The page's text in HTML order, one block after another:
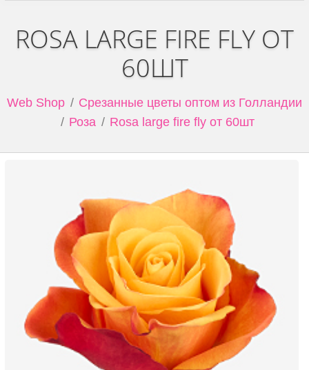
ROSA LARGE FIRE FLY ОТ
60ШТ
Web Shop
Срезанные цветы оптом из Голландии
Роза
Rosa large fire fly от 60шт